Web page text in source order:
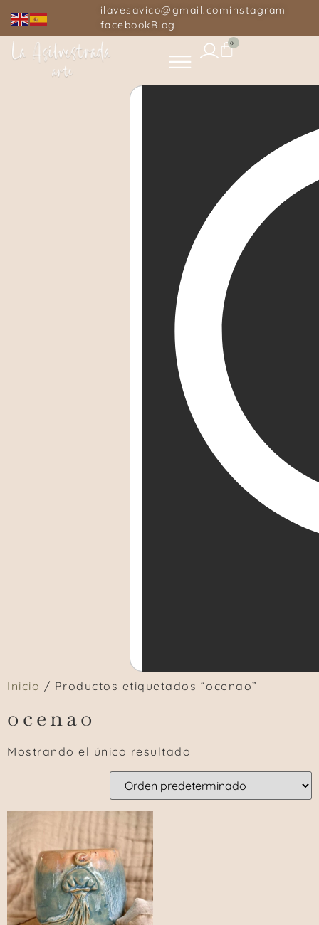
ilavesavico@gmail.cominstagram
facebookBlog
0
Inicio / Productos etiquetados “ocenao”
ocenao
Mostrando el único resultado